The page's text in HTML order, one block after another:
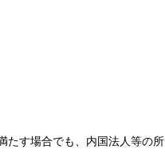
たす場合でも、内国法人等の所